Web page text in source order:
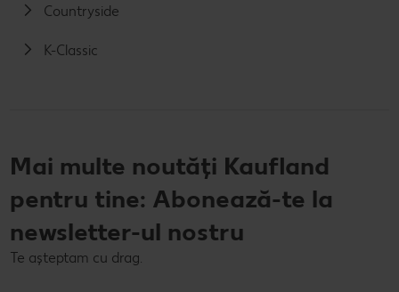
Countryside
K-Classic
Mai multe noutăți Kaufland
pentru tine: Abonează-te la
newsletter-ul nostru
Te așteptam cu drag.